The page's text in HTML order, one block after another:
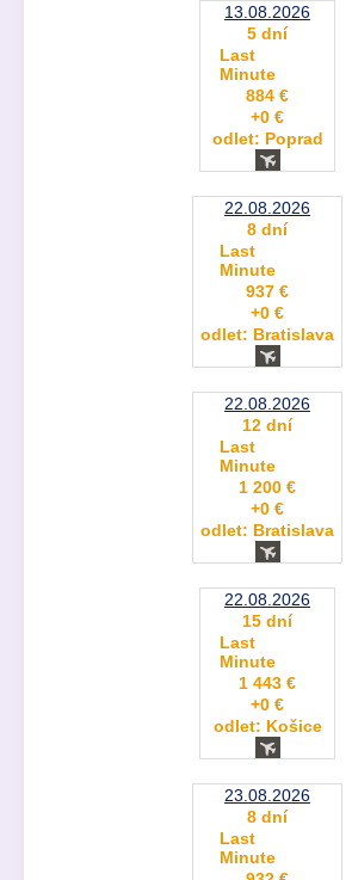
13.08.2026
5 dní
Last
Minute
884 €
+0 €
odlet: Poprad
22.08.2026
8 dní
Last
Minute
937 €
+0 €
odlet: Bratislava
22.08.2026
12 dní
Last
Minute
1 200 €
+0 €
odlet: Bratislava
22.08.2026
15 dní
Last
Minute
1 443 €
+0 €
odlet: Košice
23.08.2026
8 dní
Last
Minute